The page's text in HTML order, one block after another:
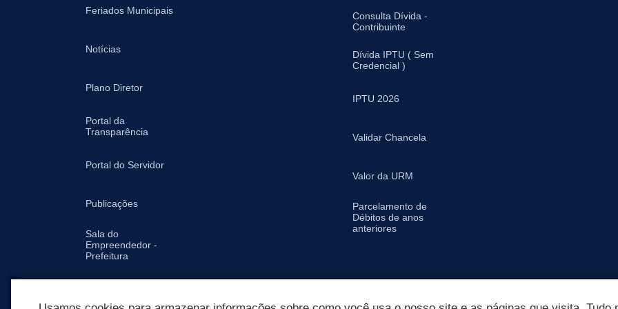
Feriados Municipais
Notícias
Plano Diretor
Portal da
Transparência
Portal do Servidor
Publicações
Sala do
Empreendedor -
Prefeitura
Consulta Dívida -
Contribuinte
Dívida IPTU ( Sem
Credencial )
IPTU 2026
Validar Chancela
Valor da URM
Parcelamento de
Débitos de anos
anteriores